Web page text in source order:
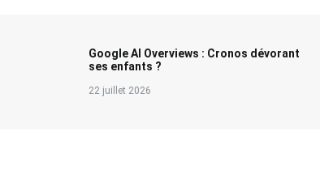
Google AI Overviews : Cronos dévorant
ses enfants ?
22 juillet 2026